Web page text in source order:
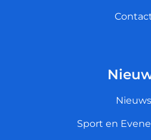
Nieuws
Sport en